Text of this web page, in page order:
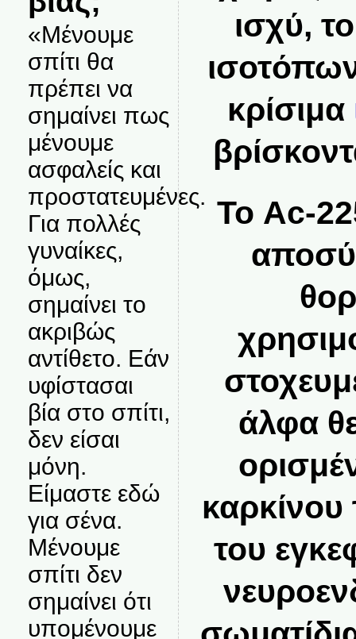
«Μένουμε
σπίτι θα
πρέπει να
σημαίνει πως
μένουμε
ασφαλείς και
προστατευμένες.
Για πολλές
γυναίκες,
όμως,
σημαίνει το
ακριβώς
αντίθετο. Εάν
υφίστασαι
βία στο σπίτι,
δεν είσαι
μόνη.
Είμαστε εδώ
για σένα.
Μένουμε
σπίτι δεν
σημαίνει ότι
υπομένουμε
ισχύ,
κρίσιμα
Το Ac-
άλφα
του